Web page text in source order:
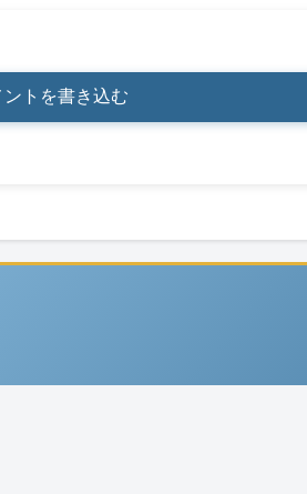
ントを書き込む